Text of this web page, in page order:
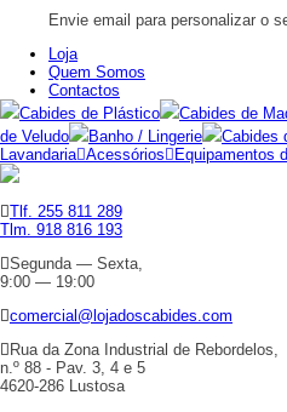
Envie email para personalizar o
Loja
Quem Somos
Contactos
Cabides de Plástico
Cabides de
de Veludo
Banho / Lingerie Cabides
Lavandaria Acessórios Equipamentos
Tlf. 255 811 289
Tlm. 918 816 193
Segunda — Sexta,
9:00 — 19:00
comercial@lojadoscabides.com
Rua da Zona Industrial de Rebordelos,
n.º 88 - Pav. 3, 4 e 5
4620-286 Lustosa